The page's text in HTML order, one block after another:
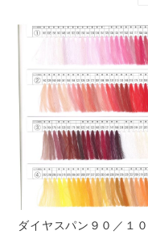
ダイヤスパン９０／１